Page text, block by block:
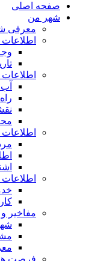
صفحه اصلی
شهر من
معرفی
اطلاعات
اطلاعات
مفاخیر